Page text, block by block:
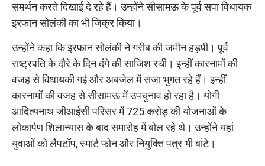
समर्थन करते दिखाई दे रहे हैं। उन्होंने सीसामऊ के पूर्व सपा विधायक
इरफान सोलंकी का भी जिक्र किया।
उन्होंने कहा कि इरफान सोलंकी ने गरीब की जमीन हड़पी। पूर्व
राष्ट्रपति के दौरे के दिन दंगे की साजिश रची। इन्हीं कारनामों की
वजह से विधायकी गई और अबजेल में सजा भुगत रहे हैं। इन्हीं
कारनामों की वजह से सीसामऊ में उपचुनाव हो रहा है। योगी
आदित्यनाथ जीआईसी परिसर में 725 करोड़ की योजनाओं के
लोकार्पण शिलान्यास के बाद समारोह में बोल रहे थे। उन्होंने यहां
युवाओं को लैपटॉप, स्मार्ट फोन और नियुक्ति पत्र भी बांटे।